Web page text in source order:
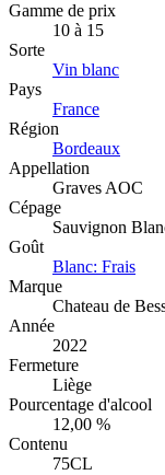
Gamme de prix
10 à 15
Sorte
Vin blanc
Pays
France
Région
Bordeaux
Appellation
Graves AOC
Cépage
Sauvignon
Goût
Blanc: Frais
Marque
Chateau de
Année
2022
Fermeture
Liège
Pourcentage d'alcool
12,00 %
Contenu
75CL